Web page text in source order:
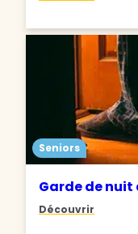
Seniors
Garde de nuit
Découvrir